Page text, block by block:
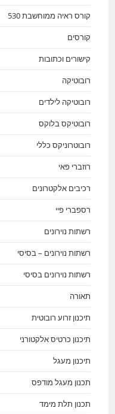
קורס ראיה ממוחשבת 530
קורסים
קישורים וכתובות
רובוטיקה
רובוטיקה לילדים
רובוטיקס בלוקס
רובוטרוניקס כללי
רוזברי פאי
רכיבים אלקטרונים
רספברי פיי
רשתות נוירונים
רשתות נוירונים – בסיסי
רשתות נוירונים בסיסי
תאורה
תיכנון זרוע רובוטית
תיכנון כרטיס אלקטורני
תיכנון מעגל
תכנון מעגל מודפס
תכנון תלת מימד